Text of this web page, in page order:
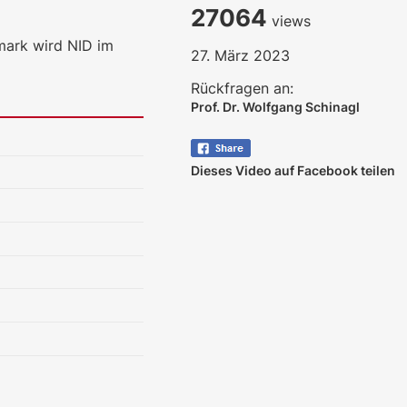
wird NID im
27064 views
27. März 2023
Rückfragen an:
Prof. Dr. Wolfgang Schinagl
Dieses Video auf Facebook teilen